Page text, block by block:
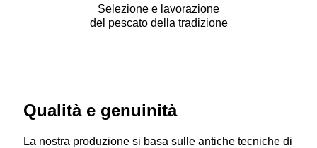
Selezione e lavorazione
del pescato della tradizione
Qualità e genuinità
La nostra produzione si basa sulle antiche tecniche di